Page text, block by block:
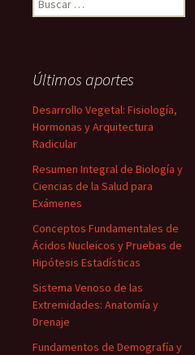
Últimos aportes
Desarrollo Vegetal: Fisiología,
Hormonas y Arquitectura
Radicular
Resumen Integral de Biología y
Ciencias de la Salud para
Exámenes
Conceptos Fundamentales de
Ácidos Nucleicos y Pruebas de
Hipótesis Estadísticas
Sistema Venoso de las
Extremidades: Anatomía y
Drenaje
Fundamentos de Demografía y